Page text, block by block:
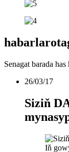
habarlar
Senagat barada
26/03/17
Siziň